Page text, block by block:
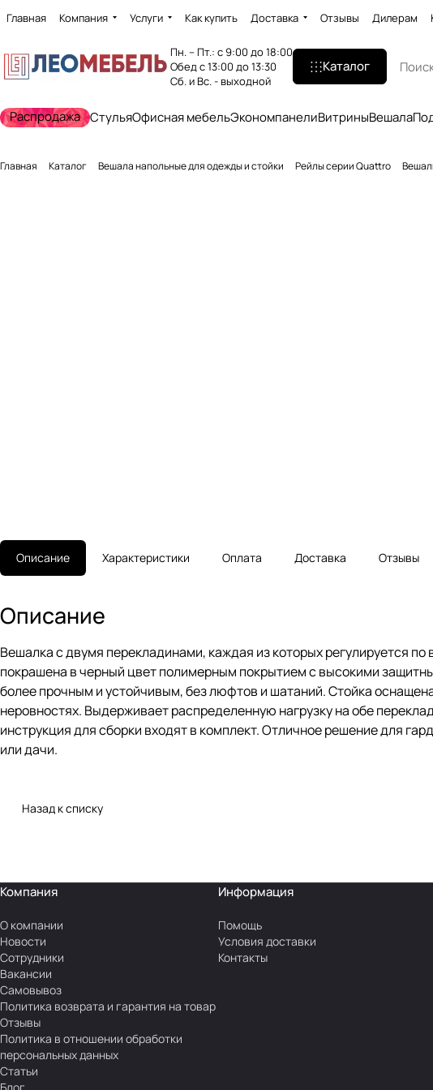
Главная Компания Услуги Как купить Доставка Отзывы Дилерам
Пн. – Пт.: с 9:00 до 18:00
Обед с 13:00 до 13:30
Сб. и Вс. - выходной
Каталог
Распродажа СтульяОфисная мебельЭкономпанелиВитриныВешала
Главная Каталог Вешала напольные для одежды и стойки Рейлы серии Quattro
Описание Характеристики Оплата Доставка Отзывы
Описание
Вешалка с двумя перекладинами, каждая из которых регулируется
покрашена в черный цвет полимерным покрытием с высокими
более прочным и устойчивым, без люфтов и шатаний. Стойка
неровностях. Выдерживает распределенную нагрузку на обе
инструкция для сборки входят в комплект. Отличное решение для
или дачи.
Назад к списку
Компания
О компании
Новости
Сотрудники
Вакансии
Самовывоз
Политика возврата и гарантия на товар
Отзывы
Политика в отношении обработки
персональных данных
Статьи
Информация
Помощь
Условия доставки
Контакты